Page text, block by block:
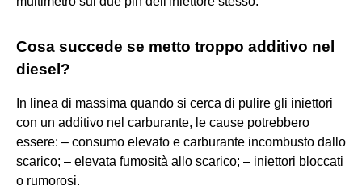
Cosa succede se metto troppo additivo nel
diesel?
In linea di massima quando si cerca di pulire gli iniettori
con un additivo nel carburante, le cause potrebbero
essere: – consumo elevato e carburante incombusto dallo
scarico; – elevata fumosità allo scarico; – iniettori bloccati
o rumorosi.